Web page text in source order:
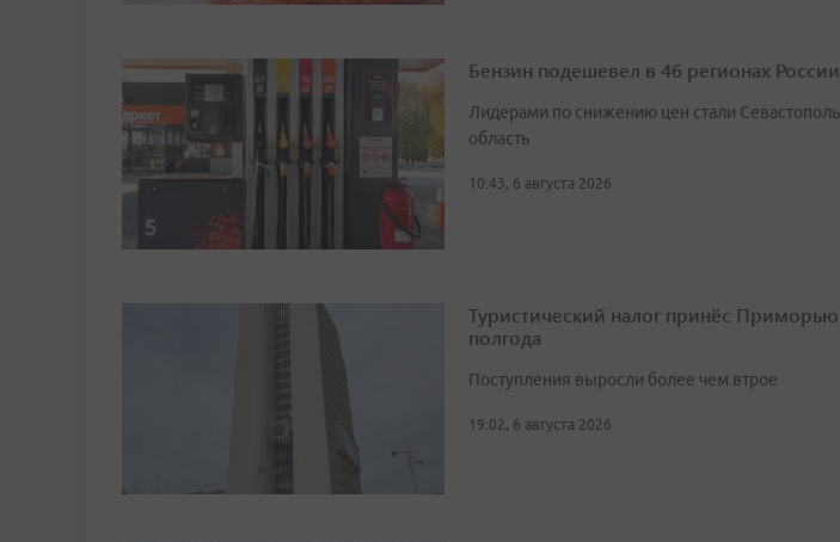
Бензин подешевел в 46 регионах
Лидерами по снижению цен стали
область
10:43, 6 августа 2026
Туристический налог принёс
полгода
Поступления выросли более чем втрое
19:02, 6 августа 2026